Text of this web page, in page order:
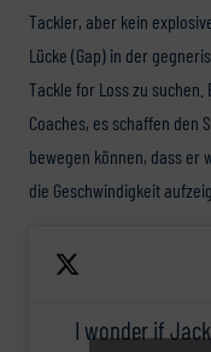
Tackler, aber kein
Lücke (Gap) in der
Tackle for Loss zu suchen.
Coaches, es schaffen den
bewegen können, dass er
die Geschwindigkeit
I wonder if